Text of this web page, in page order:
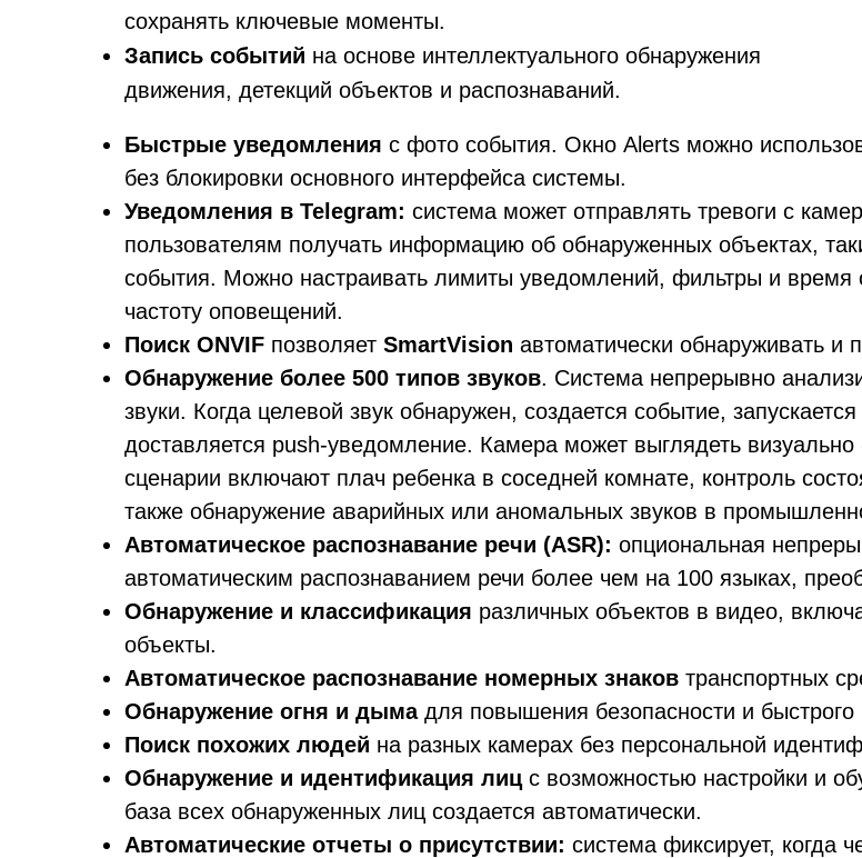
сохранять ключевые моменты.
Запись событий на основе интеллектуального обнаружения
движения, детекций объектов и распознаваний.
Быстрые уведомления с фото события. Окно Alerts можно
без блокировки основного интерфейса системы.
Уведомления в Telegram: система может отправлять тревоги с
пользователям получать информацию об обнаруженных объектах,
события. Можно настраивать лимиты уведомлений, фильтры и время
частоту оповещений.
Поиск ONVIF позволяет SmartVision автоматически обнаруживать и
Обнаружение более 500 типов звуков. Система непрерывно
звуки. Когда целевой звук обнаружен, создается событие,
доставляется push-уведомление. Камера может выглядеть
сценарии включают плач ребенка в соседней комнате, контроль
также обнаружение аварийных или аномальных звуков в
Автоматическое распознавание речи (ASR): опциональная
автоматическим распознаванием речи более чем на 100 языках,
Обнаружение и классификация различных объектов в видео,
объекты.
Автоматическое распознавание номерных знаков транспортных
Обнаружение огня и дымадля повышения безопасности и быстрого
Поиск похожих людей на разных камерах без персональной
Обнаружение и идентификация лицс возможностью настройки и
база всех обнаруженных лиц создается автоматически.
Автоматические отчеты о присутствии: система фиксирует, когда